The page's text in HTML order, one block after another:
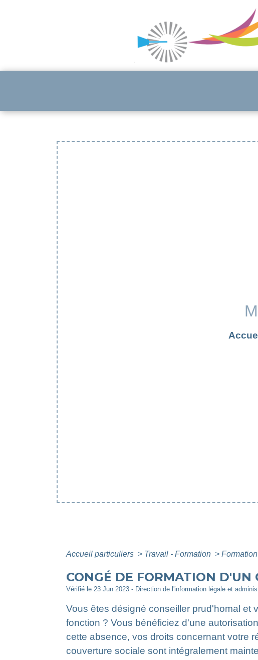
Accueil particuliers > Travail - Formation >
CONGÉ DE FORMATION
Vérifié le 23 Jun 2023 - Direction de l'information légale et
Vous êtes désigné conseiller prud'homal et
fonction ? Vous bénéficiez d'une
cette absence, vos droits concernant votre
couverture sociale sont intégralement